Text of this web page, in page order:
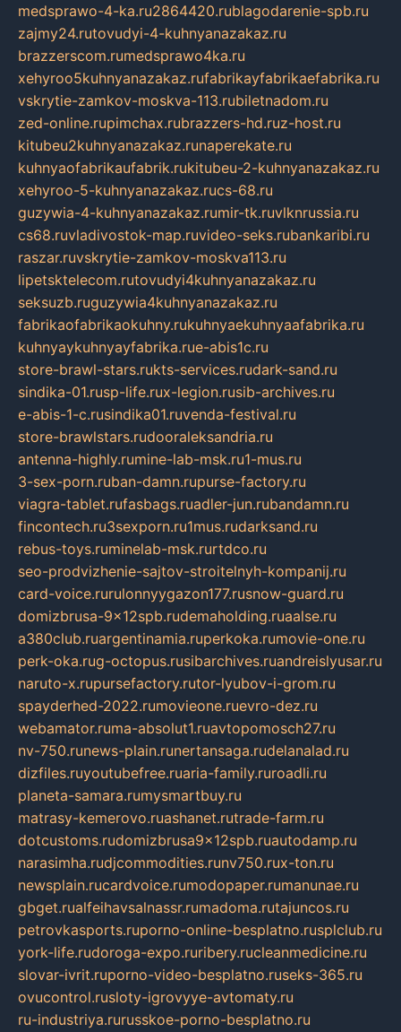
medsprawo-4-ka.ru2864420.rublagodarenie-spb.ru
zajmy24.rutovudyi-4-kuhnyanazakaz.ru
brazzerscom.rumedsprawo4ka.ru
xehyroo5kuhnyanazakaz.rufabrikayfabrikaefabrika.ru
vskrytie-zamkov-moskva-113.rubiletnadom.ru
zed-online.rupimchax.rubrazzers-hd.ruz-host.ru
kitubeu2kuhnyanazakaz.runaperekate.ru
kuhnyaofabrikaufabrik.rukitubeu-2-kuhnyanazakaz.ru
xehyroo-5-kuhnyanazakaz.rucs-68.ru
guzywia-4-kuhnyanazakaz.rumir-tk.ruvlknrussia.ru
cs68.ruvladivostok-map.ruvideo-seks.rubankaribi.ru
raszar.ruvskrytie-zamkov-moskva113.ru
lipetsktelecom.rutovudyi4kuhnyanazakaz.ru
seksuzb.ruguzywia4kuhnyanazakaz.ru
fabrikaofabrikaokuhny.rukuhnyaekuhnyaafabrika.ru
kuhnyaykuhnyayfabrika.rue-abis1c.ru
store-brawl-stars.rukts-services.rudark-sand.ru
sindika-01.rusp-life.rux-legion.rusib-archives.ru
e-abis-1-c.rusindika01.ruvenda-festival.ru
store-brawlstars.rudooraleksandria.ru
antenna-highly.rumine-lab-msk.ru1-mus.ru
3-sex-porn.ruban-damn.rupurse-factory.ru
viagra-tablet.rufasbags.ruadler-jun.rubandamn.ru
fincontech.ru3sexporn.ru1mus.rudarksand.ru
rebus-toys.ruminelab-msk.rurtdco.ru
seo-prodvizhenie-sajtov-stroitelnyh-kompanij.ru
card-voice.rurulonnyygazon177.rusnow-guard.ru
domizbrusa-9x12spb.rudemaholding.ruaalse.ru
a380club.ruargentinamia.ruperkoka.rumovie-one.ru
perk-oka.rug-octopus.rusibarchives.ruandreislyusar.ru
naruto-x.rupursefactory.rutor-lyubov-i-grom.ru
spayderhed-2022.rumovieone.ruevro-dez.ru
webamator.ruma-absolut1.ruavtopomosch27.ru
nv-750.runews-plain.runertansaga.rudelanalad.ru
dizfiles.ruyoutubefree.ruaria-family.ruroadli.ru
planeta-samara.rumysmartbuy.ru
matrasy-kemerovo.ruashanet.rutrade-farm.ru
dotcustoms.rudomizbrusa9x12spb.ruautodamp.ru
narasimha.rudjcommodities.runv750.rux-ton.ru
newsplain.rucardvoice.rumodopaper.rumanunae.ru
gbget.rualfeihavsalnassr.rumadoma.rutajuncos.ru
petrovkasports.ruporno-online-besplatno.rusplclub.ru
york-life.rudoroga-expo.ruribery.rucleanmedicine.ru
slovar-ivrit.ruporno-video-besplatno.ruseks-365.ru
ovucontrol.rusloty-igrovyye-avtomaty.ru
ru-industriya.rurusskoe-porno-besplatno.ru